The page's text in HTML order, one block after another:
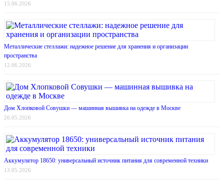
15.06.2026
Металлические стеллажи: надежное решение для хранения и организации
пространства
12.06.2026
Дом Хлопковой Совушки — машинная вышивка на одежде в Москве
26.05.2026
Аккумулятор 18650: универсальный источник питания для современной техники
13.05.2026